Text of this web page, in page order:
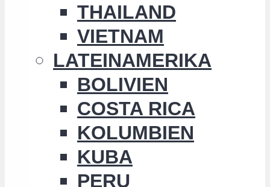
THAILAND
VIETNAM
LATEINAMERIKA
BOLIVIEN
COSTA RICA
KOLUMBIEN
KUBA
PERU